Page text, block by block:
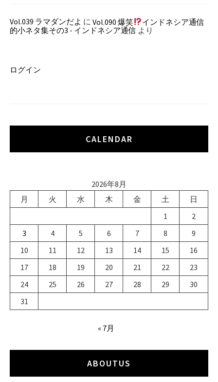
Vol.039 ラマダンだよ に Vol.090 爆笑
インドネシア通信
的小ネタ集その3 - インドネシア通信 より
ログイン
CALENDAR
2026年8月
月
火 水 木 金 土
日
1
2
3
4 5 6 7 8
9
10
11 12 13 14 15
16
17
18 19 20 21 22
23
24
25 26 27 28 29
30
31
« 7月
ABOUTUS